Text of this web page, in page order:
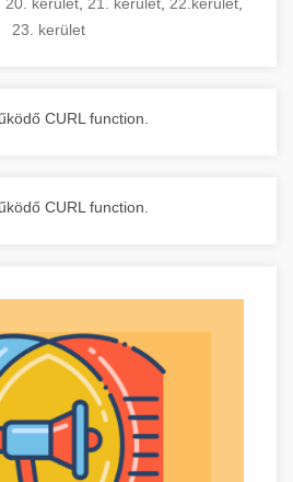
23. kerület
CURL function.
CURL function.